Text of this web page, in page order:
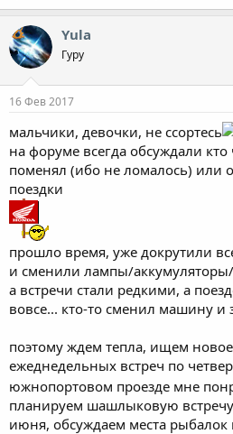
Yula
Гуру
16 Фев 2017
мальчики, девочки, не ссортесь
на форуме всегда обсуждали
поменял (ибо не ломалось) или
поездки
прошло время, уже докрутили
и сменили лампы/аккумуляторы/
а встречи стали редкими, а
вовсе... кто-то сменил машину и
поэтому ждем тепла, ищем
ежеднедельных встреч по
южнопортовом проезде мне
планируем шашлыковую
июня, обсуждаем места рыбалок